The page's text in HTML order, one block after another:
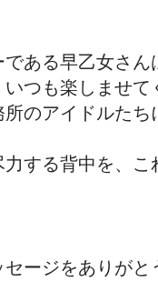
ある早乙女さん
つも楽しませて
のアイドルた
する背中を、
ージをありがと